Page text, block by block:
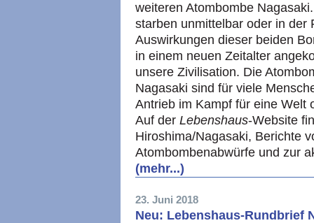
weiteren Atombombe
starben unmittelbar oder in der
Auswirkungen dieser beiden
in einem neuen Zeitalter
unsere Zivilisation. Die
Nagasaki sind für viele
Antrieb im Kampf für eine Welt
Auf der Lebenshaus-Website
Hiroshima/Nagasaki, Berichte
Atombombenabwürfe und zur
(mehr...)
23. Juni 2018
Neu: Lebenshaus-Rundbrief